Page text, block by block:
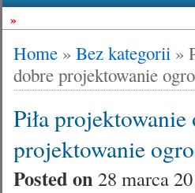
»
Home »Bez kategorii »
dobre projektowanie
Piła
projektowanie
Posted on28 marca